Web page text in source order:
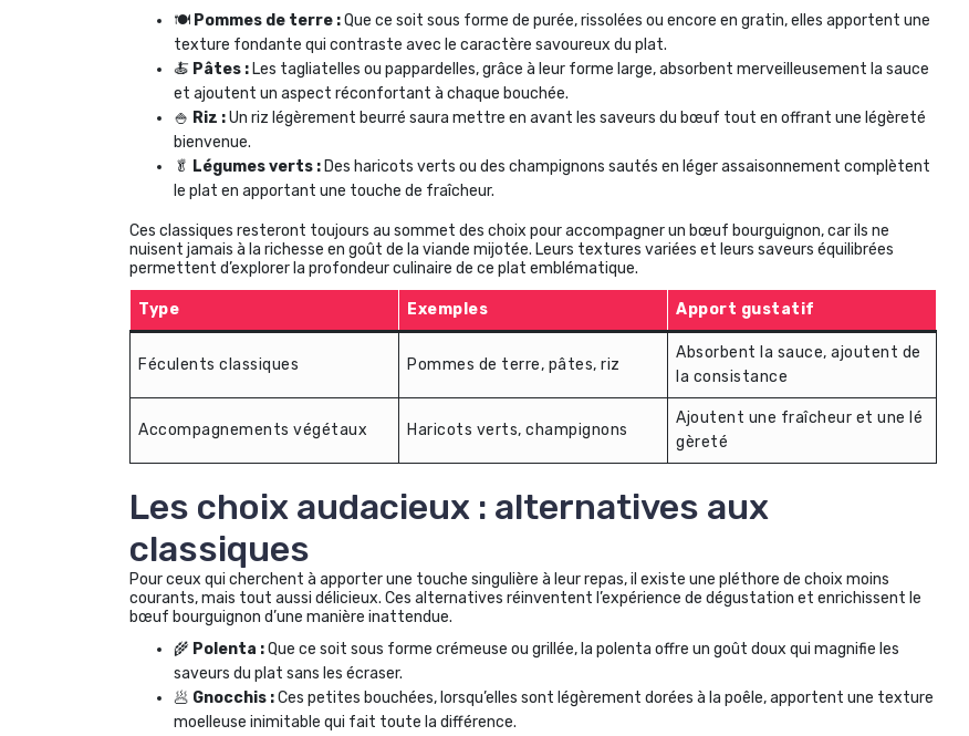
🍽️ Pommes de terre :Que ce soit sous forme de purée, rissolées ou encore en gratin, elles apportent une
texture fondante qui contraste avec le caractère savoureux du plat.
🍝 Pâtes : Les tagliatelles ou pappardelles, grâce à leur forme large, absorbent merveilleusement la sauce
et ajoutent un aspect réconfortant à chaque bouchée.
🍚 Riz :Un riz légèrement beurré saura mettre en avant les saveurs du bœuf tout en offrant une légèreté
bienvenue.
🥬 Légumes verts : Des haricots verts ou des champignons sautés en léger assaisonnement complètent
le plat en apportant une touche de fraîcheur.
Ces classiques resteront toujours au sommet des choix pour accompagner un bœuf bourguignon, car ils ne
nuisent jamais à la richesse en goût de la viande mijotée. Leurs textures variées et leurs saveurs équilibrées
permettent d’explorer la profondeur culinaire de ce plat emblématique.
Type Exemples Apport gustatif
Féculents classiques Pommes de terre, pâtes, riz
Absorbent la sauce, ajoutent de
la consistance
Accompagnements végétaux Haricots verts, champignons
Ajoutent une fraîcheur et une lé
gèreté
Les choix audacieux : alternatives aux
classiques
Pour ceux qui cherchent à apporter une touche singulière à leur repas, il existe une pléthore de choix moins
courants, mais tout aussi délicieux. Ces alternatives réinventent l’expérience de dégustation et enrichissent le
bœuf bourguignon d’une manière inattendue.
🌾 Polenta :Que ce soit sous forme crémeuse ou grillée, la polenta offre un goût doux qui magnifie les
saveurs du plat sans les écraser.
🥟 Gnocchis :Ces petites bouchées, lorsqu’elles sont légèrement dorées à la poêle, apportent une texture
moelleuse inimitable qui fait toute la différence.